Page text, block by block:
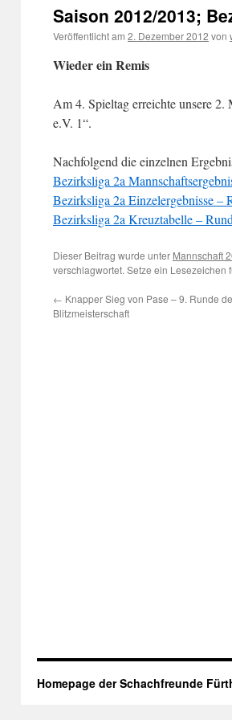
Saison 2012/2013;
Veröffentlicht am 2. Dezember 2012 von
Wieder ein Remis
Am 4. Spieltag erreichte unsere
e.V. 1“.
Nachfolgend die einzelnen
Bezirksliga 2a
Bezirksliga 2a Einzelergebnisse –
Bezirksliga 2a Kreuztabelle –
Dieser Beitrag wurde unter Mannschaft
verschlagwortet. Setze ein Lesezeichen
← Knapper Sieg von Pase – 9. Runde
Blitzmeisterschaft
Homepage der Schachfreunde